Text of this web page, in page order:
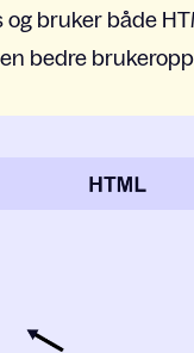
og bruker både
bedre